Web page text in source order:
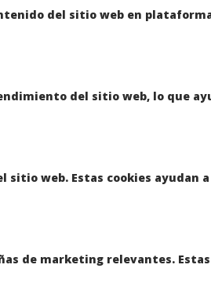
del sitio web en
del sitio web, lo que
web. Estas cookies ayudan
de marketing relevantes.